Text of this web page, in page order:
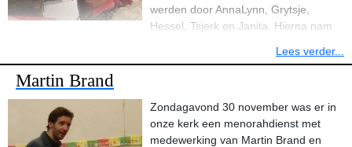
werden door AnnaLynn, Grytsje,
Hessel, Tsjerk en Janita. Hierna nam
over de geboorte van Jezus. Bij terugkomst in de Gearkomst
stonden de tafels gedekt. Na het eten werden nog een paar
liederen gezongen en werd een kerstquiz gedaan. Iedereen heeft
genoten van een lekkere broodmaaltijd en de gezelligheid met
Lees verder...
Martin Brand
Zondagavond 30 november was er in
onze kerk een menorahdienst met
medewerking van Martin Brand en